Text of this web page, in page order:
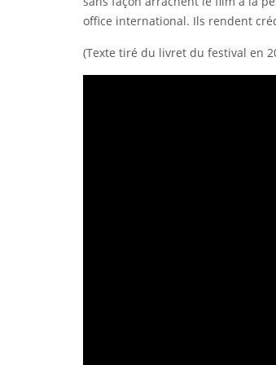
office international. Ils rendent
(Texte tiré du livret du festival en